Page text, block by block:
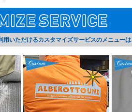
用いただけるカスタマイズサービスのメニューは